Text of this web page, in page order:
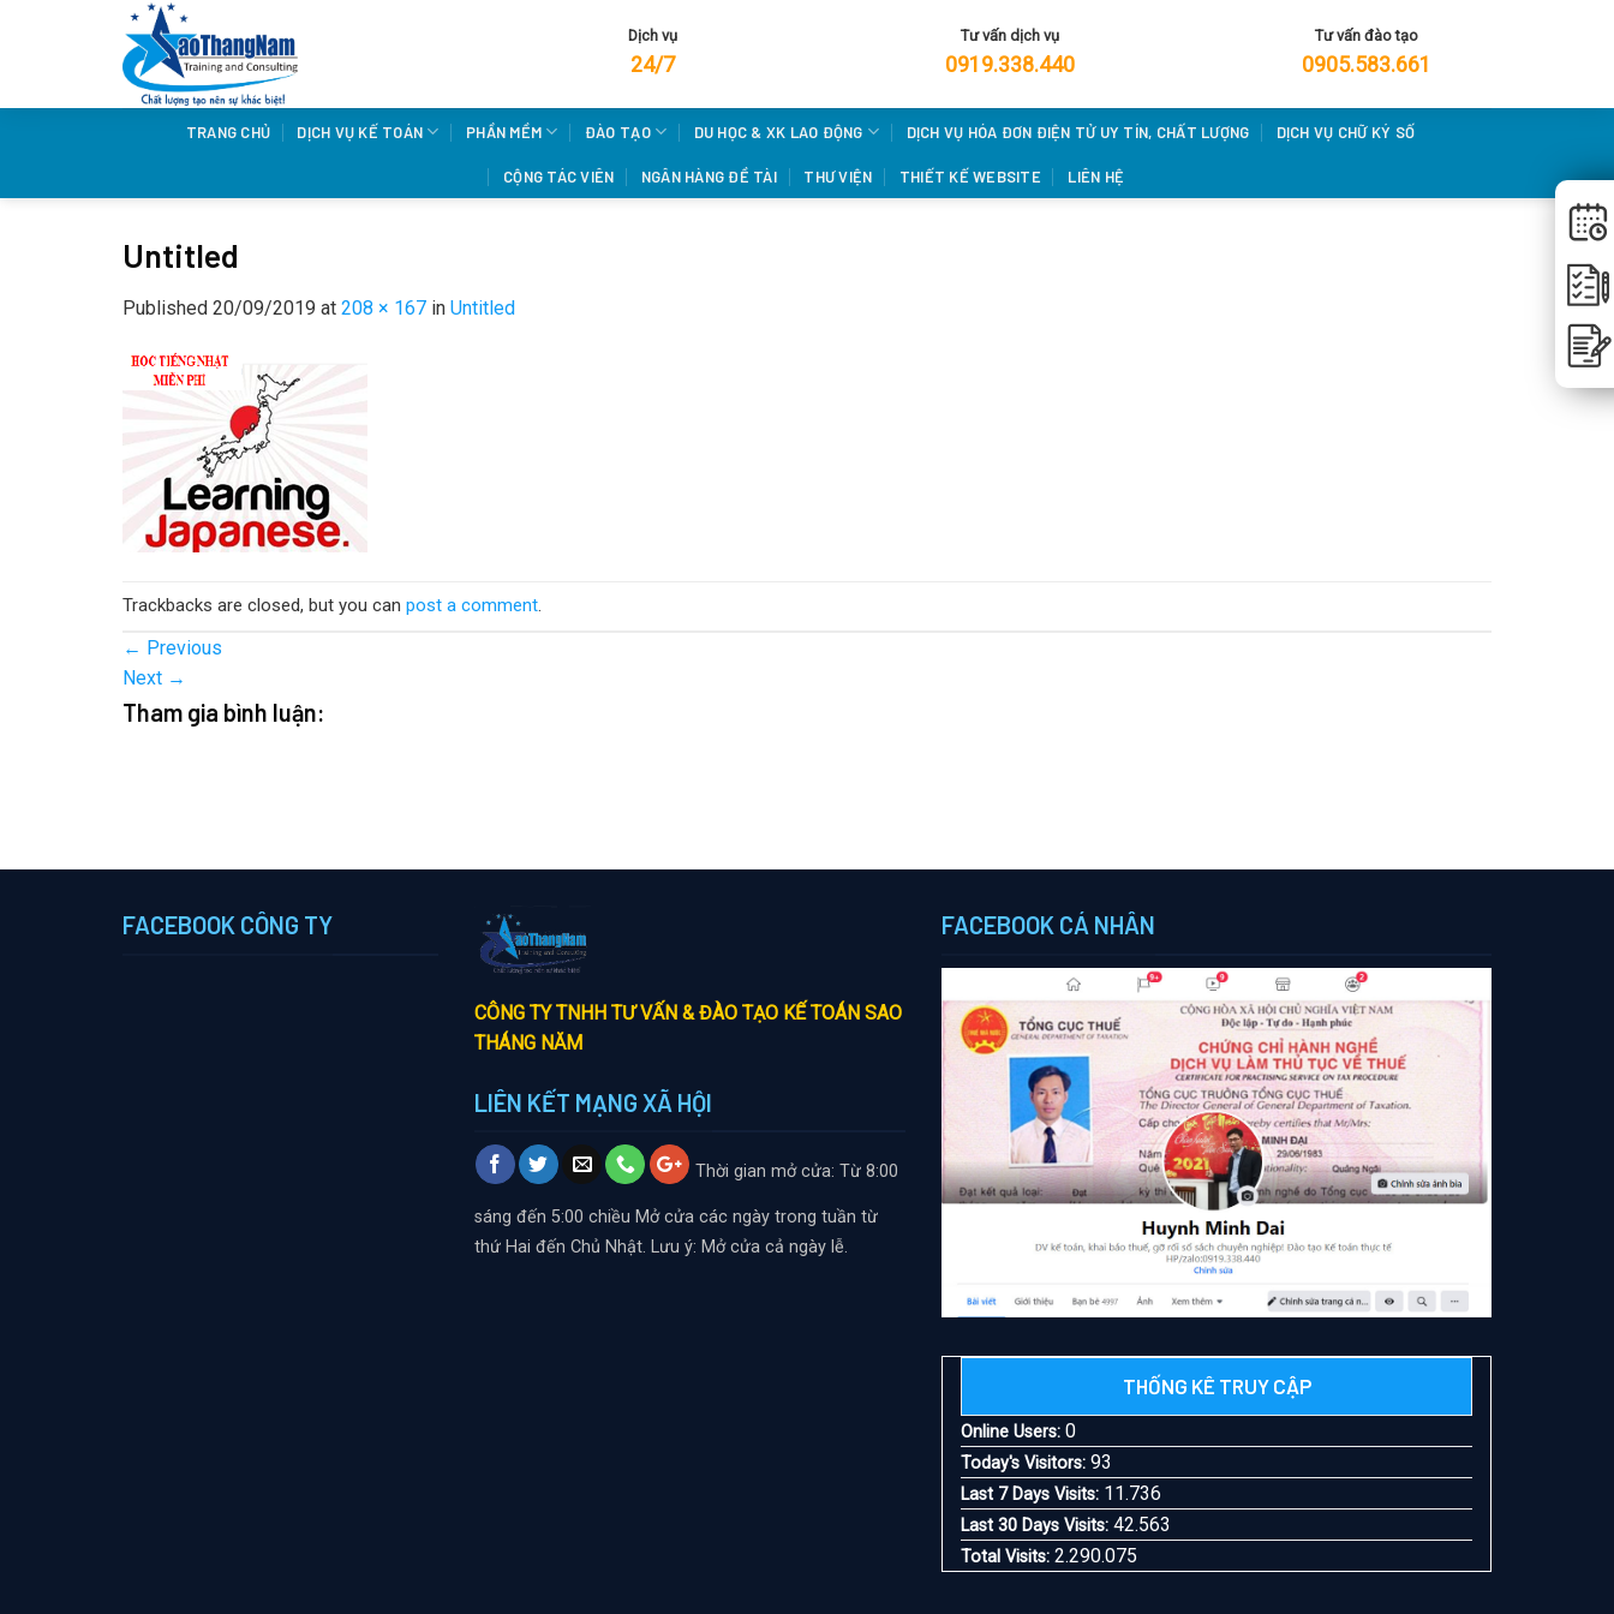
Dịch vụ
24/7
Tư vấn dịch vụ
0919.338.440
Tư vấn đào tạo
0905.583.661
TRANG CHỦ DỊCH VỤ KẾ TOÁN PHẦN MỀM ĐÀO TẠO DU HỌC & XK LAO ĐỘNG DỊCH VỤ HÓA ĐƠN ĐIỆN TỬ UY TÍN, CHẤT LƯỢNG DỊCH VỤ CHỮ KÝ SỐ
CỘNG TÁC VIÊN NGÂN HÀNG ĐỀ TÀI THƯ VIỆN THIẾT KẾ WEBSITE LIÊN HỆ
Untitled
Published 20/09/2019 at 208 × 167 in Untitled
Trackbacks are closed, but you can post a comment.
← Previous
Next →
Tham gia bình luận:
FACEBOOK CÔNG TY
CÔNG TY TNHH TƯ VẤN & ĐÀO TẠO KẾ TOÁN SAO
THÁNG NĂM
LIÊN KẾT MẠNG XÃ HỘI
Thời gian mở cửa: Từ 8:00
sáng đến 5:00 chiều Mở cửa các ngày trong tuần từ
thứ Hai đến Chủ Nhật. Lưu ý: Mở cửa cả ngày lễ.
FACEBOOK CÁ NHÂN
THỐNG KÊ TRUY CẬP
Online Users:0
Today's Visitors:93
Last 7 Days Visits: 11.736
Last 30 Days Visits:42.563
Total Visits:2.290.075